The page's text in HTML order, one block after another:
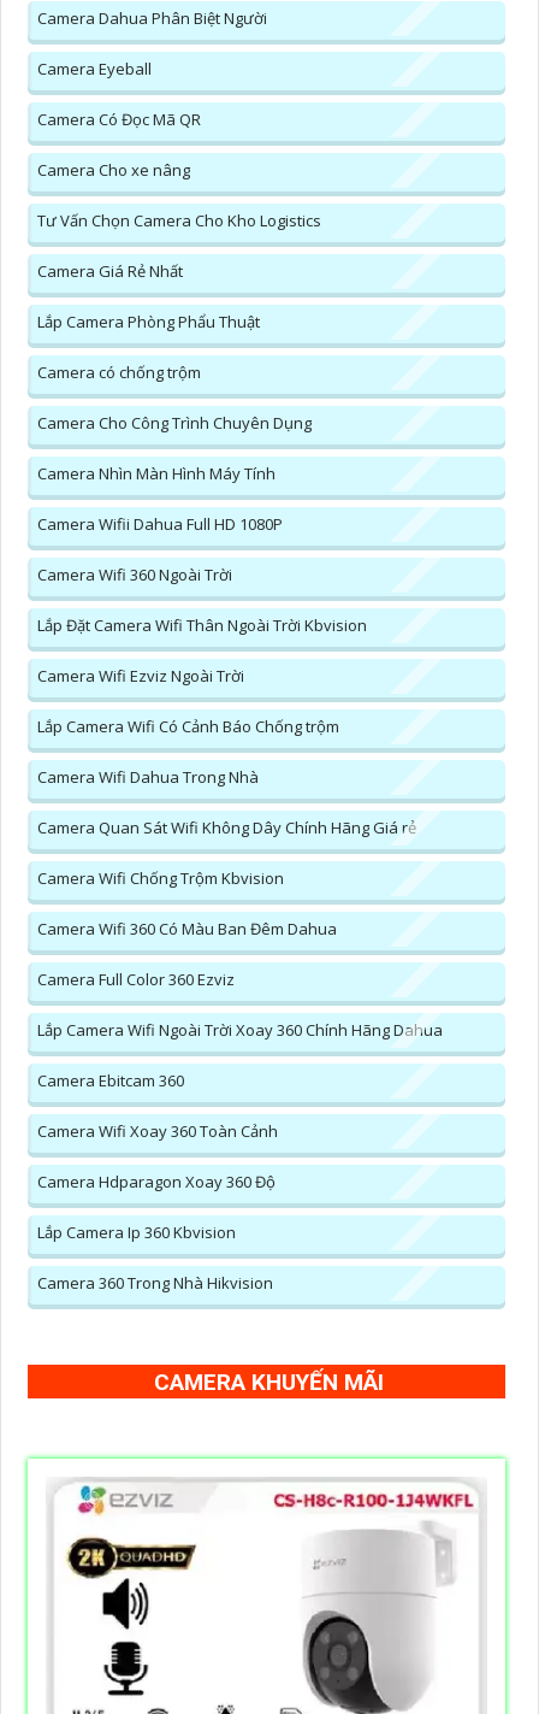
Camera Dahua Phân Biệt Người
Camera Eyeball
Camera Có Đọc Mã QR
Camera Cho xe nâng
Tư Vấn Chọn Camera Cho Kho Logistics
Camera Giá Rẻ Nhất
Lắp Camera Phòng Phẩu Thuật
Camera có chống trộm
Camera Cho Công Trình Chuyên Dụng
Camera Nhìn Màn Hình Máy Tính
Camera Wifii Dahua Full HD 1080P
Camera Wifi 360 Ngoài Trời
Lắp Đặt Camera Wifi Thân Ngoài Trời Kbvision
Camera Wifi Ezviz Ngoài Trời
Lắp Camera Wifi Có Cảnh Báo Chống trộm
Camera Wifi Dahua Trong Nhà
Camera Quan Sát Wifi Không Dây Chính Hãng Giá rẻ
Camera Wifi Chống Trộm Kbvision
Camera Wifi 360 Có Màu Ban Đêm Dahua
Camera Full Color 360 Ezviz
Lắp Camera Wifi Ngoài Trời Xoay 360 Chính Hãng Dahua
Camera Ebitcam 360
Camera Wifi Xoay 360 Toàn Cảnh
Camera Hdparagon Xoay 360 Độ
Lắp Camera Ip 360 Kbvision
Camera 360 Trong Nhà Hikvision
CAMERA KHUYẾN MÃI